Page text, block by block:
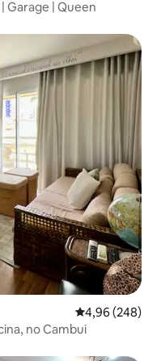
Garage | Queen
4,96 av 5 i
4,96 (248)
no Cambui